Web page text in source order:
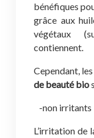
bénéfiques
grâce aux
végétaux
contiennent.
Cependant,
de beauté bio
-non irritants
L’irritation de